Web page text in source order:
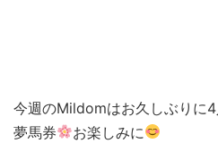
今週のMildomはお久しぶりに
夢馬券
お楽しみに